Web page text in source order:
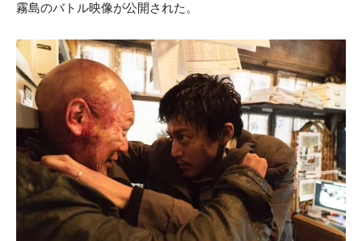
霧島のバトル映像が公開された。